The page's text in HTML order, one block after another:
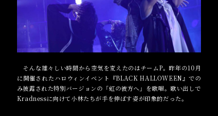
そんな雄々しい時間から空気を変えたのはチームP。昨年の10月
に開催されたハロウィンイベント『BLACK HALLOWEEN』での
み披露された特別バージョンの「虹の彼方へ」を歌唱。歌い出しで
Kradnessに向けて小林たちが手を伸ばす姿が印象的だった。